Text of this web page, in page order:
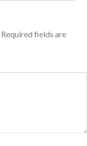
Required fields are